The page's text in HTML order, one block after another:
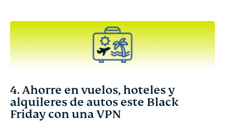
4. Ahorre en vuelos, hoteles y
alquileres de autos este Black
Friday con una VPN